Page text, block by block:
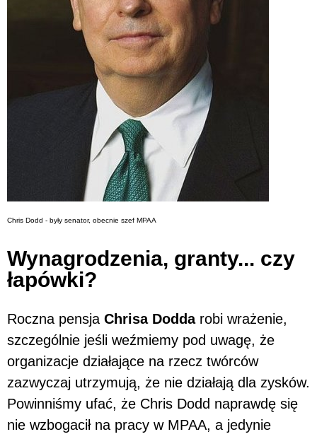
Chris Dodd - były senator, obecnie szef MPAA
Wynagrodzenia, granty... czy
łapówki?
Roczna pensja Chrisa Doddarobi wrażenie,
szczególnie jeśli weźmiemy pod uwagę, że
organizacje działające na rzecz twórców
zazwyczaj utrzymują, że nie działają dla zysków.
Powinniśmy ufać, że Chris Dodd naprawdę się
nie wzbogacił na pracy w MPAA, a jedynie